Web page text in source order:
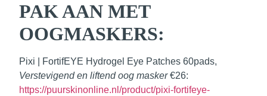
PAK AAN MET
OOGMASKERS:
Pixi | FortifEYE Hydrogel Eye Patches 60pads,
Verstevigend en liftend oog masker€26:
https://puurskinonline.nl/product/pixi-fortifeye-